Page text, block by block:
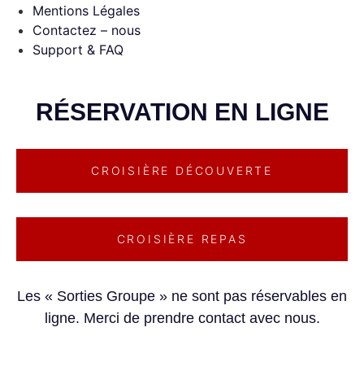
Mentions Légales
Contactez – nous
Support & FAQ
RÉSERVATION EN LIGNE
CROISIÈRE DÉCOUVERTE
CROISIÈRE REPAS
Les « Sorties Groupe » ne sont pas réservables en
ligne. Merci de prendre contact avec nous.